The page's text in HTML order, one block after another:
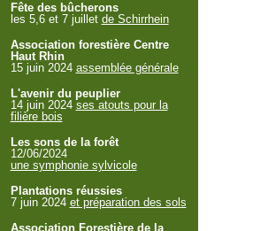
Fête des bûcherons
les 5,6 et 7 juillet de Schirrhein
Association forestière Centre
Haut Rhin
15 juin 2024 assemblée générale
L'avenir du peuplier
14 juin 2024 ses atouts pour la
filière bois
Les sons de la forêt
12/06/2024
une symphonie sylvicole
Plantations réussies
7 juin 2024 et préparation des sols
Association Forestière de la